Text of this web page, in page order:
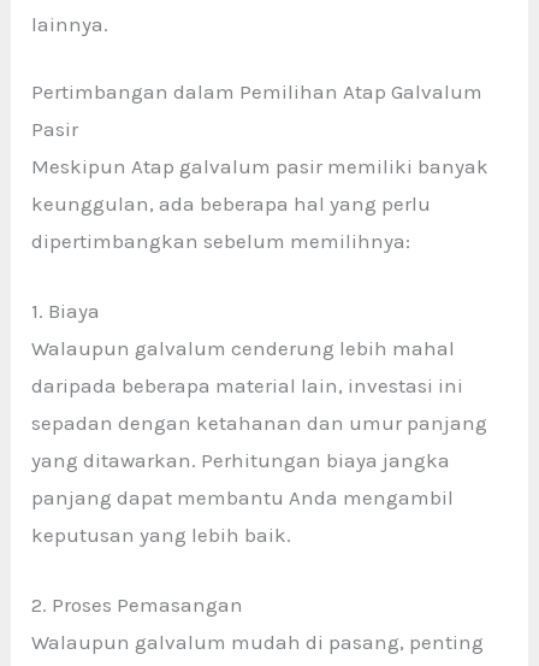
lainnya.
Pertimbangan dalam Pemilihan Atap Galvalum
Pasir
Meskipun Atap galvalum pasir memiliki banyak
keunggulan, ada beberapa hal yang perlu
dipertimbangkan sebelum memilihnya:
1. Biaya
Walaupun galvalum cenderung lebih mahal
daripada beberapa material lain, investasi ini
sepadan dengan ketahanan dan umur panjang
yang ditawarkan. Perhitungan biaya jangka
panjang dapat membantu Anda mengambil
keputusan yang lebih baik.
2. Proses Pemasangan
Walaupun galvalum mudah di pasang, penting